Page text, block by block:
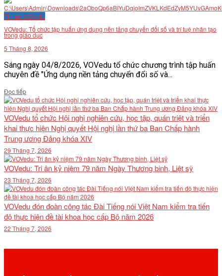
Tin tức VOVedu
VOVedu: Tổ chức tập huấn ứng dụng nền tảng chuyển đổi số và trí tuệ nhân tạo
trong giáo dục
5 Tháng 8, 2026
Sáng ngày 04/8/2026, VOVedu tổ chức chương trình tập huấn
chuyên đề "Ứng dụng nền tảng chuyển đổi số và...
Đọc tiếpDetails
VOVedu tổ chức Hội nghị nghiên cứu, học tập, quán triệt và triển
khai thực hiện Nghị quyết Hội nghị lần thứ ba Ban Chấp hành
Trung ương Đảng khóa XIV
29 Tháng 7, 2026
VOVedu: Tri ân kỷ niệm 79 năm Ngày Thương binh, Liệt sỹ
23 Tháng 7, 2026
VOVedu đón đoàn công tác Đài Tiếng nói Việt Nam kiểm tra tiến
độ thực hiện đề tài khoa học cấp Bộ năm 2026
22 Tháng 7, 2026